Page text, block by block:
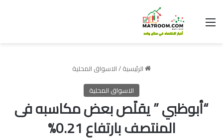
القائمة
الرئيسية/الاسواق المحلية
الاسواق المحلية
“أبوظبي ” يقلًص بعض مكاسبه فى
المنتصف بارتفاع 0.21%